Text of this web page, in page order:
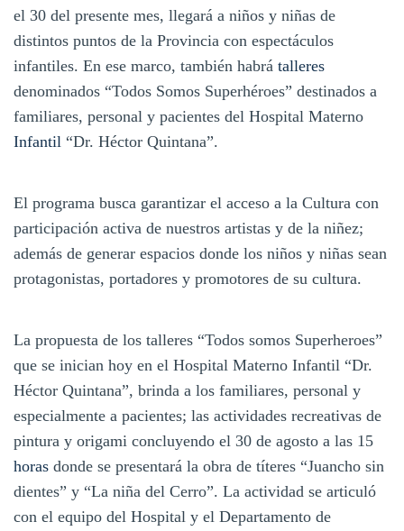
el 30 del presente mes, llegará a niños y niñas de
distintos puntos de la Provincia con espectáculos
infantiles. En ese marco, también habrá talleres
denominados “Todos Somos Superhéroes” destinados a
familiares, personal y pacientes del Hospital Materno
Infantil “Dr. Héctor Quintana”.
El programa busca garantizar el acceso a la Cultura con
participación activa de nuestros artistas y de la niñez;
además de generar espacios donde los niños y niñas sean
protagonistas, portadores y promotores de su cultura.
La propuesta de los talleres “Todos somos Superheroes”
que se inician hoy en el Hospital Materno Infantil “Dr.
Héctor Quintana”, brinda a los familiares, personal y
especialmente a pacientes; las actividades recreativas de
pintura y origami concluyendo el 30 de agosto a las 15
horas donde se presentará la obra de títeres “Juancho sin
dientes” y “La niña del Cerro”. La actividad se articuló
con el equipo del Hospital y el Departamento de